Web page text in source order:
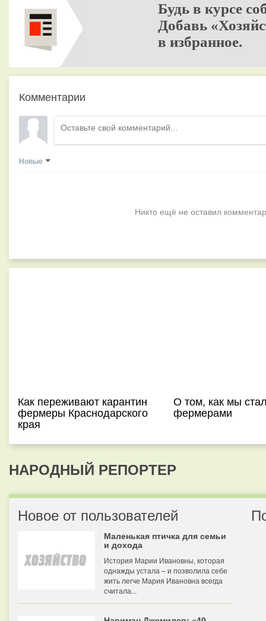
Будь в курсе
Добавь
в избранное.
Комментарии
Новые
Никто ещё не оставил
Как переживают карантин
фермеры Краснодарского
края
О том, как мы
фермерами
НАРОДНЫЙ РЕПОРТЕР
Новое от пользователей
Маленькая птичка для семьи
и дохода
История Марии Ивановны, которая
однажды устала – и позволила себе
жить легче Мария Ивановна всегда
считала...